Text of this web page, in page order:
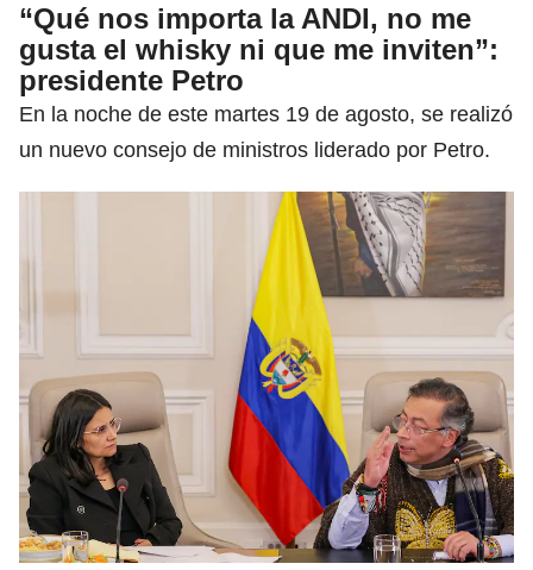
“Qué nos importa la ANDI, no me
gusta el whisky ni que me inviten”:
presidente Petro
En la noche de este martes 19 de agosto, se realizó
un nuevo consejo de ministros liderado por Petro.